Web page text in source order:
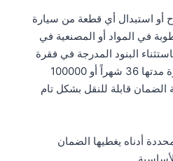
أو استبدال أي قطعة من سيارة
في المواد أو المصنعية في
البنود المدرجة في فقرة
“ما لا يغطيه الضمان ” لفترة مدتها 36 شهراً أو 100000
الضمان قابلة للنقل بشكل تام
أدناه يغطيها الضمان